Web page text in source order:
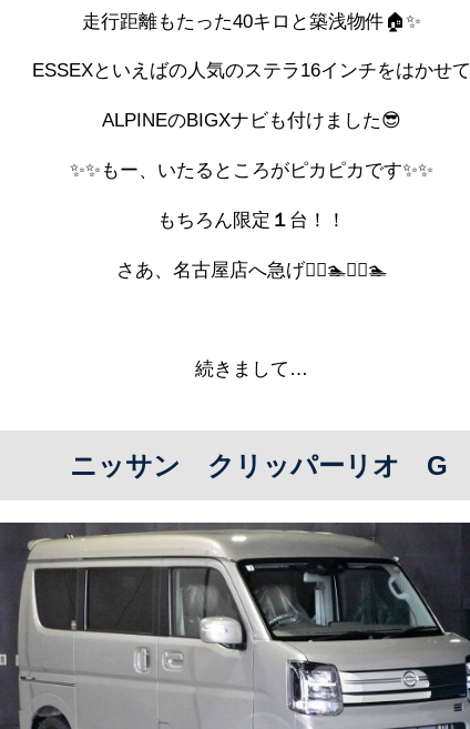
走行距離もたった40キロと築浅物件🏠✨
ESSEXといえばの人気のステラ16インチをはかせて
ALPINEのBIGXナビも付けました😎
✨✨もー、いたるところがピカピカです✨✨
もちろん限定 １ 台！！
さあ、名古屋店へ急げ🏊‍♀️🏊🏊‍♀️🏊
続きまして…
ニッサン クリッパーリオ G